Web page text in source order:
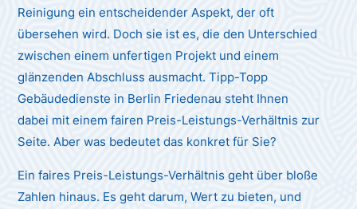
Reinigung ein entscheidender Aspekt, der oft
übersehen wird. Doch sie ist es, die den Unterschied
zwischen einem unfertigen Projekt und einem
glänzenden Abschluss ausmacht. Tipp-Topp
Gebäudedienste in Berlin Friedenau steht Ihnen
dabei mit einem fairen Preis-Leistungs-Verhältnis zur
Seite. Aber was bedeutet das konkret für Sie?
Ein faires Preis-Leistungs-Verhältnis geht über bloße
Zahlen hinaus. Es geht darum, Wert zu bieten, und